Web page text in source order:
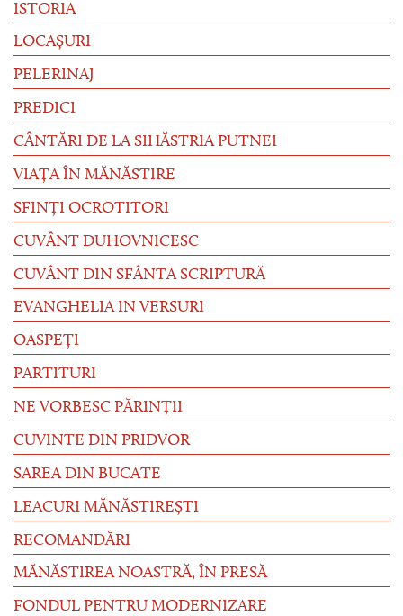
ISTORIA
LOCAȘURI
PELERINAJ
PREDICI
CÂNTĂRI DE LA SIHĂSTRIA PUTNEI
VIAȚA ÎN MĂNĂSTIRE
SFINȚI OCROTITORI
CUVÂNT DUHOVNICESC
CUVÂNT DIN SFÂNTA SCRIPTURĂ
EVANGHELIA IN VERSURI
OASPEȚI
PARTITURI
NE VORBESC PĂRINȚII
CUVINTE DIN PRIDVOR
SAREA DIN BUCATE
LEACURI MĂNĂSTIREȘTI
RECOMANDĂRI
MĂNĂSTIREA NOASTRĂ, ÎN PRESĂ
FONDUL PENTRU MODERNIZARE